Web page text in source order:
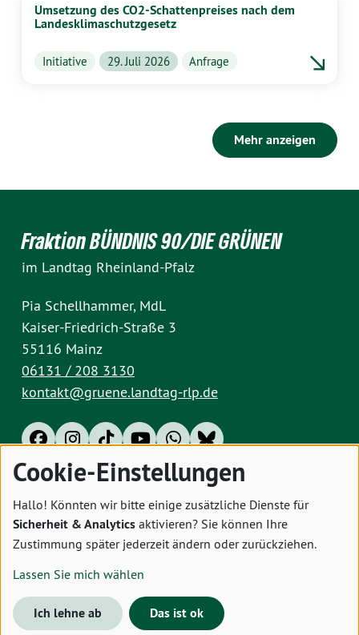
Umsetzung des CO2-Schattenpreises nach dem
Landesklimaschutzgesetz
Initiative 29. Juli 2026 Anfrage
Mehr anzeigen
Fraktion BÜNDNIS 90/DIE GRÜNEN
im Landtag Rheinland-Pfalz
Pia Schellhammer, MdL
Kaiser-Friedrich-Straße 3
55116 Mainz
06131 / 208 3130
kontakt@gruene.landtag-rlp.de
Impressum Datenschutz Cookies
Cookie-Einstellungen
Hallo! Könnten wir bitte einige zusätzliche Dienste für
Sicherheit & Analytics aktivieren? Sie können Ihre
Zustimmung später jederzeit ändern oder zurückziehen.
Lassen Sie mich wählen
Ich lehne ab Das ist ok